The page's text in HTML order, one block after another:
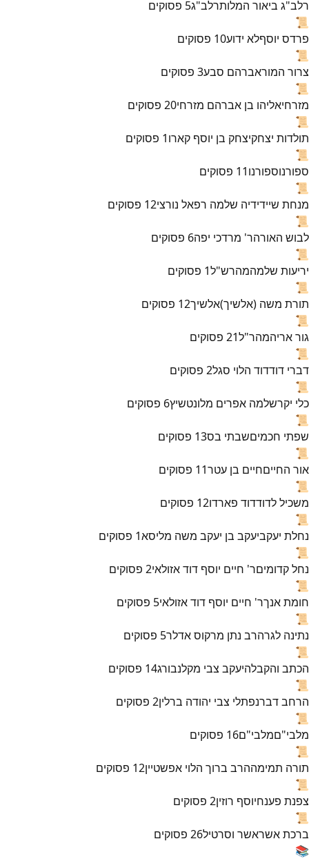
רלב"ג ביאור המלותרלב"ג5 פסוקים
📜
פרדס יוסףלא ידוע10 פסוקים
📜
צרור המוראברהם סבע3 פסוקים
📜
מזרחיאליהו בן אברהם מזרחי20 פסוקים
📜
תולדות יצחקיצחק בן יוסף קארו1 פסוקים
📜
ספורנוספורנו11 פסוקים
📜
מנחת שיידידיה שלמה רפאל נורצי12 פסוקים
📜
לבוש האורהר' מרדכי יפה6 פסוקים
📜
יריעות שלמהמהרש"ל1 פסוקים
📜
תורת משה (אלשיך)אלשיך12 פסוקים
📜
גור אריהמהר"ל21 פסוקים
📜
דברי דודדוד הלוי סגל2 פסוקים
📜
כלי יקרשלמה אפרים מלונטשיץ6 פסוקים
📜
שפתי חכמיםשבתי בס13 פסוקים
📜
אור החייםחיים בן עטר11 פסוקים
📜
משכיל לדודדוד פארדו12 פסוקים
📜
נחלת יעקביעקב בן יעקב משה מליסא1 פסוקים
📜
נחל קדומיםר' חיים יוסף דוד אזולאי2 פסוקים
📜
חומת אנךר' חיים יוסף דוד אזולאי5 פסוקים
📜
נתינה לגרהרב נתן מרקוס אדלר5 פסוקים
📜
הכתב והקבלהיעקב צבי מקלנבורג14 פסוקים
📜
הרחב דברנפתלי צבי יהודה ברלין2 פסוקים
📜
מלבי"םמלבי"ם16 פסוקים
📜
תורה תמימההרב ברוך הלוי אפשטיין12 פסוקים
📜
צפנת פענחיוסף רוזין2 פסוקים
📜
ברכת אשראשר וסרטיל26 פסוקים
📚